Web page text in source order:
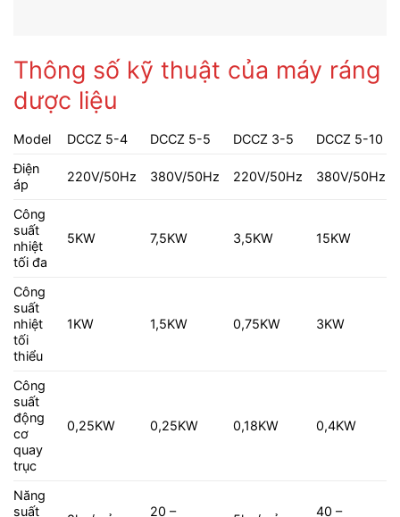
Thông số kỹ thuật của máy ráng
dược liệu
Model DCCZ 5-4 DCCZ 5-5 DCCZ 3-5
DCCZ 5-10
Điện
áp
220V/50Hz 380V/50Hz 220V/50Hz 380V/50Hz
Công
suất
nhiệt
tối đa
5KW 7,5KW 3,5KW 15KW
Công
suất
nhiệt
tối
thiểu
1KW 1,5KW 0,75KW 3KW
Công
suất
động
cơ
quay
trục
0,25KW 0,25KW 0,18KW 0,4KW
Năng
suất
20 –
40 –